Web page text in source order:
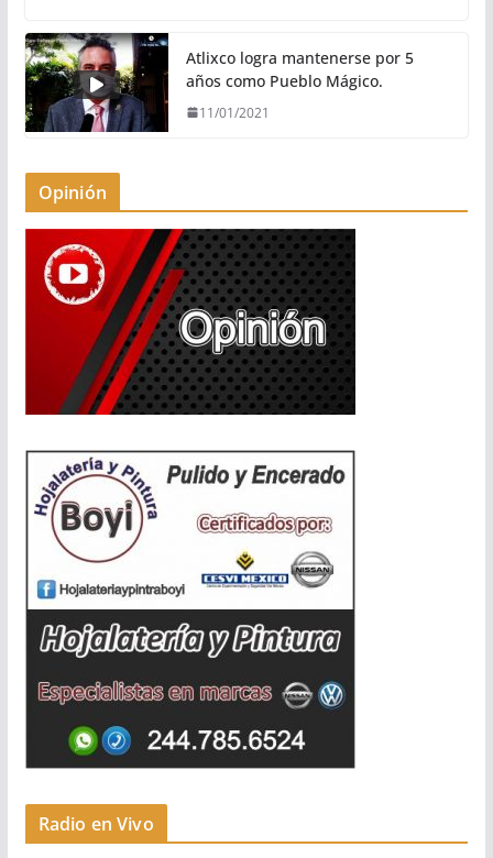
Atlixco logra mantenerse por 5
años como Pueblo Mágico.
11/01/2021
Opinión
Radio en Vivo